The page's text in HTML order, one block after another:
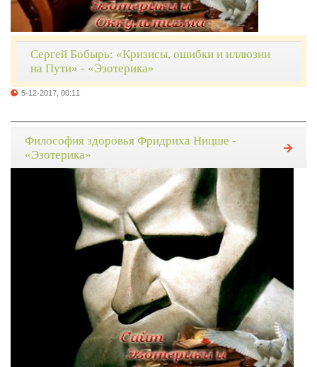
Сергей Бобырь: «Кризисы, ошибки и иллюзии
на Пути» - «Эзотерика»
5-12-2017, 00:11
Философия здоровья Фридриха Ницше -
«Эзотерика»